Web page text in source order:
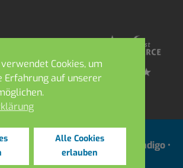
©DEPOT ROBIN •Webdesign by Indigo•
& Datenschutz•
Cookies, um
Erfahrung auf unserer
Alle Cookies
erlauben